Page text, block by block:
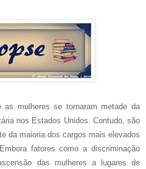
mulheres se tornaram metade da
nos Estados Unidos. Contudo, são
da maioria dos cargos mais elevados
fatores como a discriminação
das mulheres a lugares de